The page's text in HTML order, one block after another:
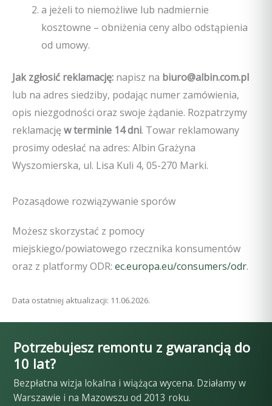
a jeżeli to niemożliwe lub nadmiernie
kosztowne – obniżenia ceny albo odstąpienia
od umowy.
Jak zgłosić reklamację: napisz na biuro@albin.com.pl
lub na adres siedziby, podając numer zamówienia,
opis niezgodności oraz swoje żądanie. Rozpatrzymy
reklamację w terminie 14 dni. Towar reklamowany
prosimy odesłać na adres: Albin Grażyna
Wyszomierska, ul. Lisa Kuli 4, 05-270 Marki.
Pozasądowe rozwiązywanie sporów
Możesz skorzystać z pomocy
miejskiego/powiatowego rzecznika konsumentów
oraz z platformy ODR: ec.europa.eu/consumers/odr.
Data ostatniej aktualizacji: 11.06.2026.
Potrzebujesz remontu z gwarancją do
10 lat?
Bezpłatna wizja lokalna i wiążąca wycena. Działamy w
Warszawie i na Mazowszu od 2013 roku.